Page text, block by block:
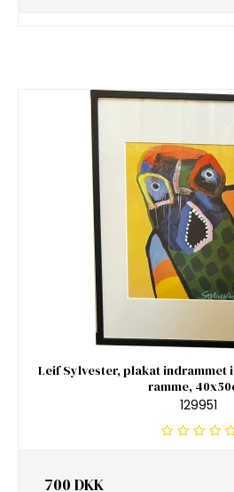
Leif Sylvester, plakat indrammet
ramme,
129951
700 DKK